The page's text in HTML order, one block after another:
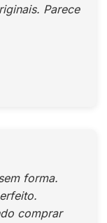
Parece
forma.
comprar